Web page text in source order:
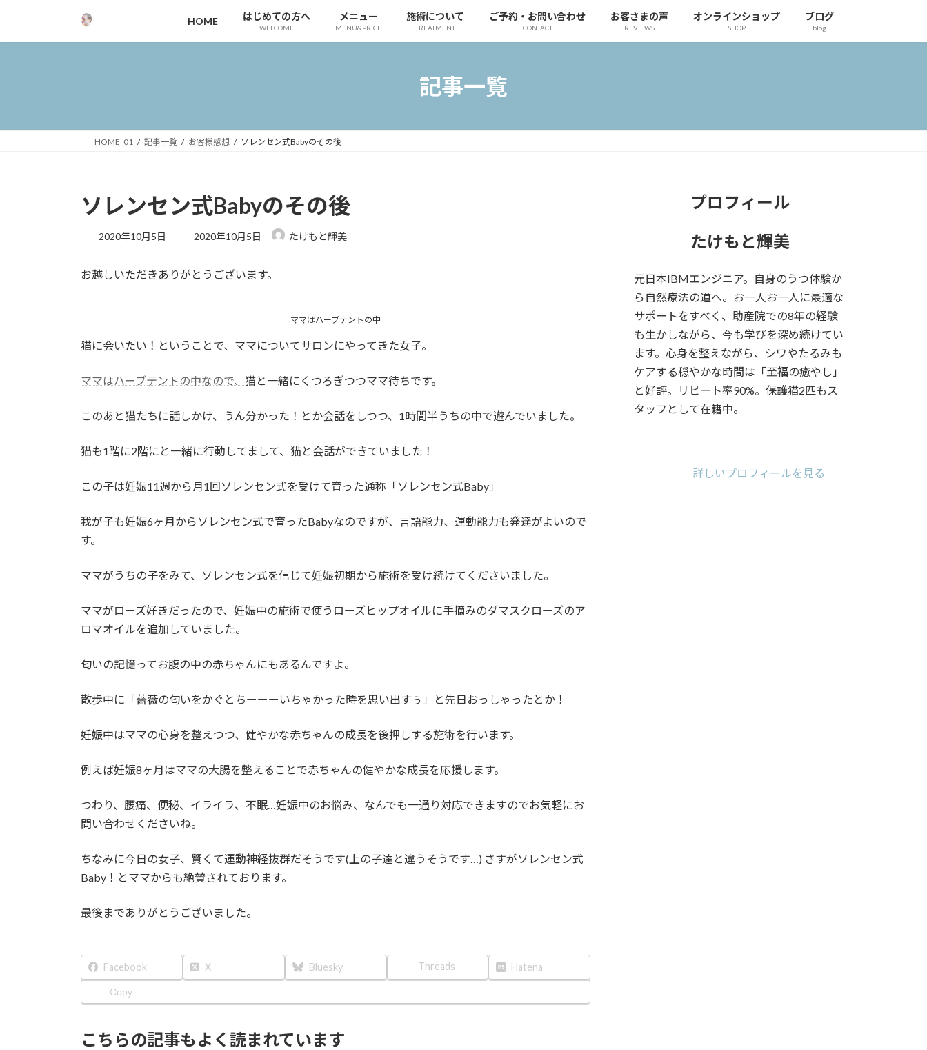
テ
ゲ
HOME はじめての方へ
WELCOME
メニュー
MENU&PRICE
施術について
TREATMENT
ご予約・お問い合わせ
CONTACT
お客さまの声
REVIEWS
オンラインショップ
SHOP
ブログ
blog
記事一覧
HOME_01 記事一覧 お客様感想 ソレンセン式Babyのその後
ソレンセン式Babyのその後
2020年10月5日
最
新
2020年10月5日 たけもと輝美
お越しいただきありがとうございます。
ママはハーブテントの中
猫に会いたい！ということで、ママについてサロンにやってきた女子。
ママはハーブテントの中なので、 猫と一緒にくつろぎつつママ待ちです。
このあと猫たちに話しかけ、うん分かった！とか会話をしつつ、1時間半うちの中で遊んでいました。
猫も1階に2階にと一緒に行動してまして、猫と会話ができていました！
この子は妊娠11週から月1回ソレンセン式を受けて育った通称「ソレンセン式Baby」
我が子も妊娠6ヶ月からソレンセン式で育ったBabyなのですが、言語能力、運動能力も発達がよいので
す。
ママがうちの子をみて、ソレンセン式を信じて妊娠初期から施術を受け続けてくださいました。
ママがローズ好きだったので、妊娠中の施術で使うローズヒップオイルに手摘みのダマスクローズのア
ロマオイルを追加していました。
匂いの記憶ってお腹の中の赤ちゃんにもあるんですよ。
散歩中に「薔薇の匂いをかぐとちーーーいちゃかった時を思い出すぅ」と先日おっしゃったとか！
妊娠中はママの心身を整えつつ、健やかな赤ちゃんの成長を後押しする施術を行います。
例えば妊娠8ヶ月はママの大腸を整えることで赤ちゃんの健やかな成長を応援します。
つわり、腰痛、便秘、イライラ、不眠…妊娠中のお悩み、なんでも一通り対応できますのでお気軽にお
問い合わせくださいね。
ちなみに今日の女子、賢くて運動神経抜群だそうです(上の子達と違うそうです…) さすがソレンセン式
Baby！とママからも絶賛されております。
最後までありがとうございました。
Facebook X Bluesky Threads Hatena
Copy
こちらの記事もよく読まれています
プロフィール
たけもと輝美
元日本IBMエンジニア。自身のうつ体験か
ら自然療法の道へ。お一人お一人に最適な
サポートをすべく、助産院での8年の経験
も生かしながら、今も学びを深め続けてい
ます。心身を整えながら、シワやたるみも
ケアする穏やかな時間は「至福の癒やし」
と好評。リピート率90%。保護猫2匹もス
タッフとして在籍中。
ン
ン
ン
詳しいプロフィールを見る